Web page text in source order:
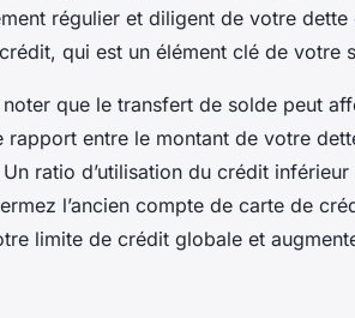
régulier et diligent de votre dette
qui est un élément clé de votre
que le transfert de solde peut
rapport entre le montant de votre
ratio d’utilisation du crédit
l’ancien compte de carte de
limite de crédit globale et